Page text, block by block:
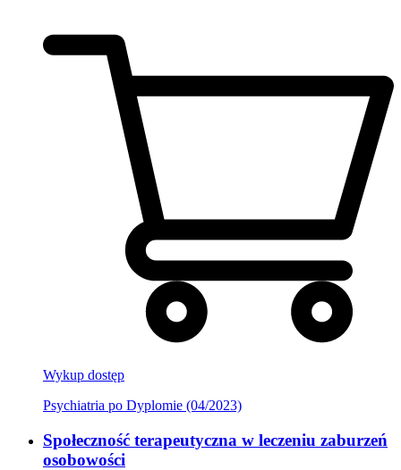
Wykup dostęp
Psychiatria po Dyplomie (04/2023)
Społeczność terapeutyczna w leczeniu zaburzeń
osobowości